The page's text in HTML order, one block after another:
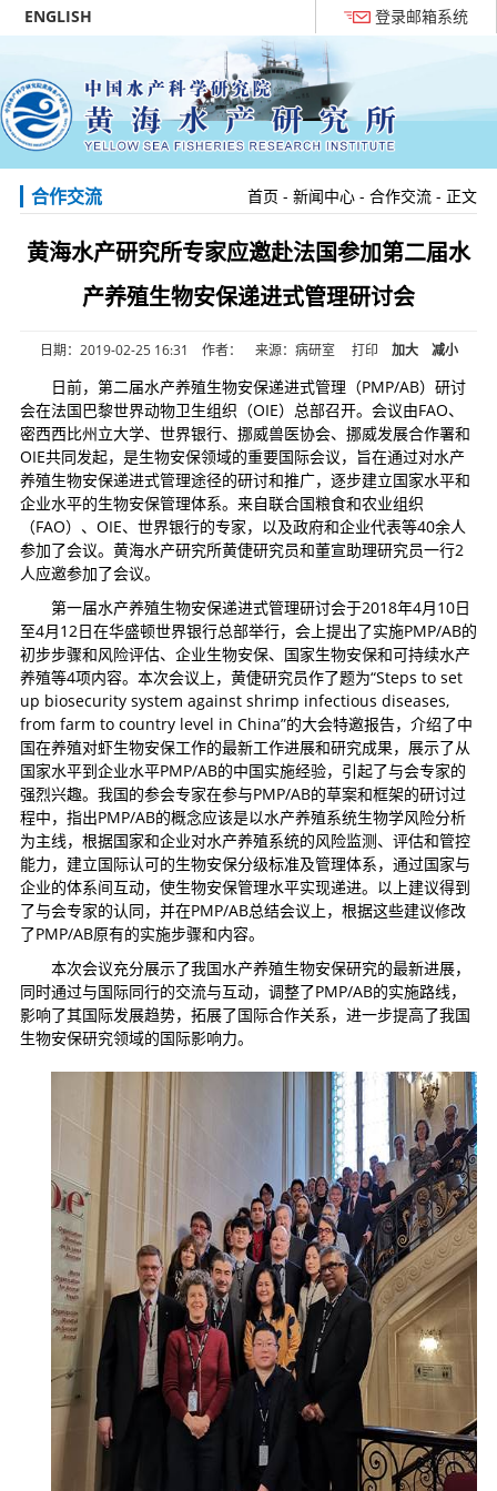
ENGLISH 登录邮箱系统
合作交流 首页 -新闻中心 -合作交流 - 正文
黄海水产研究所专家应邀赴法国参加第二届水
产养殖生物安保递进式管理研讨会
日期：2019-02-25 16:31 作者： 来源：病研室 打印 加大 减小
日前，第二届水产养殖生物安保递进式管理（PMP/AB）研讨
会在法国巴黎世界动物卫生组织（OIE）总部召开。会议由FAO、
密西西比州立大学、世界银行、挪威兽医协会、挪威发展合作署和
OIE共同发起，是生物安保领域的重要国际会议，旨在通过对水产
养殖生物安保递进式管理途径的研讨和推广，逐步建立国家水平和
企业水平的生物安保管理体系。来自联合国粮食和农业组织
（FAO）、OIE、世界银行的专家，以及政府和企业代表等40余人
参加了会议。黄海水产研究所黄倢研究员和董宣助理研究员一行2
人应邀参加了会议。
第一届水产养殖生物安保递进式管理研讨会于2018年4月10日
至4月12日在华盛顿世界银行总部举行，会上提出了实施PMP/AB的
初步步骤和风险评估、企业生物安保、国家生物安保和可持续水产
养殖等4项内容。本次会议上，黄倢研究员作了题为“Steps to set
up biosecurity system against shrimp infectious diseases,
from farm to country level in China”的大会特邀报告，介绍了中
国在养殖对虾生物安保工作的最新工作进展和研究成果，展示了从
国家水平到企业水平PMP/AB的中国实施经验，引起了与会专家的
强烈兴趣。我国的参会专家在参与PMP/AB的草案和框架的研讨过
程中，指出PMP/AB的概念应该是以水产养殖系统生物学风险分析
为主线，根据国家和企业对水产养殖系统的风险监测、评估和管控
能力，建立国际认可的生物安保分级标准及管理体系，通过国家与
企业的体系间互动，使生物安保管理水平实现递进。以上建议得到
了与会专家的认同，并在PMP/AB总结会议上，根据这些建议修改
了PMP/AB原有的实施步骤和内容。
本次会议充分展示了我国水产养殖生物安保研究的最新进展，
同时通过与国际同行的交流与互动，调整了PMP/AB的实施路线，
影响了其国际发展趋势，拓展了国际合作关系，进一步提高了我国
生物安保研究领域的国际影响力。